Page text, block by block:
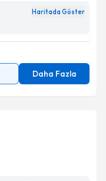
Haritada Göster
Daha Fazla